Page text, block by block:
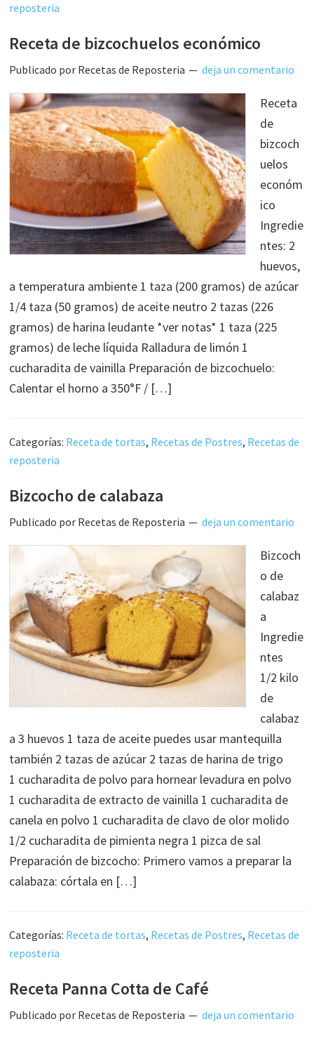
reposteria
Receta de bizcochuelos económico
Publicado por Recetas de Reposteria deja un comentario
Receta
de
bizcoch
uelos
económ
ico
Ingredie
ntes: 2
huevos,
a temperatura ambiente 1 taza (200 gramos) de azúcar
1/4 taza (50 gramos) de aceite neutro 2 tazas (226
gramos) de harina leudante *ver notas* 1 taza (225
gramos) de leche líquida Ralladura de limón 1
cucharadita de vainilla Preparación de bizcochuelo:
Calentar el horno a 350°F / […]
Categorías: Receta de tortas, Recetas de Postres, Recetas de
reposteria
Bizcocho de calabaza
Publicado por Recetas de Reposteria deja un comentario
Bizcoch
o de
calabaz
a
Ingredie
ntes
1/2 kilo
de
calabaz
a 3 huevos 1 taza de aceite puedes usar mantequilla
también 2 tazas de azúcar 2 tazas de harina de trigo
1 cucharadita de polvo para hornear levadura en polvo
1 cucharadita de extracto de vainilla 1 cucharadita de
canela en polvo 1 cucharadita de clavo de olor molido
1/2 cucharadita de pimienta negra 1 pizca de sal
Preparación de bizcocho: Primero vamos a preparar la
calabaza: córtala en […]
Categorías: Receta de tortas, Recetas de Postres, Recetas de
reposteria
Receta Panna Cotta de Café
Publicado por Recetas de Reposteria deja un comentario